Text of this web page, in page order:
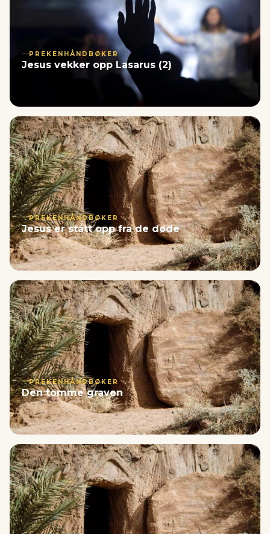
PREKENHÅNDBØKER
Jesus vekker opp Lasarus (2)
PREKENHÅNDBØKER
Jesus er stått opp fra de døde
PREKENHÅNDBØKER
Den tomme graven